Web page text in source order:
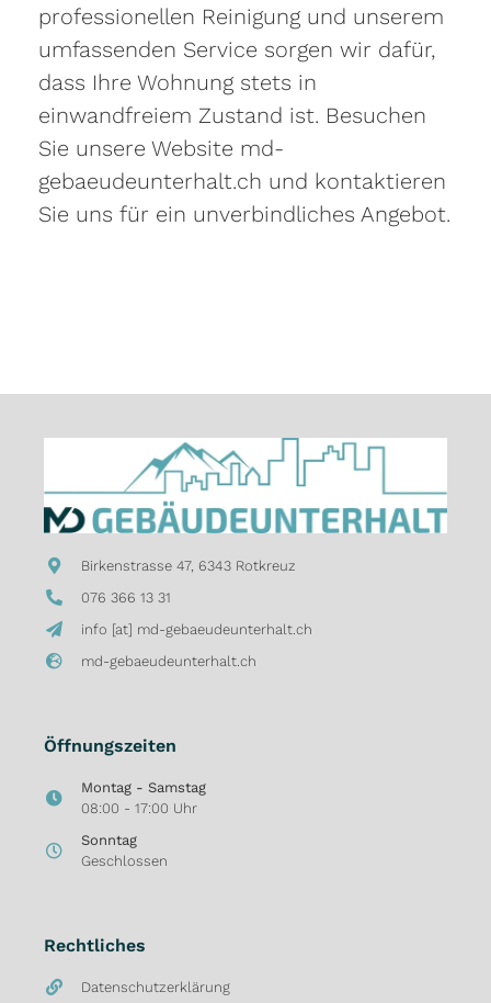
professionellen Reinigung und unserem
umfassenden Service sorgen wir dafür,
dass Ihre Wohnung stets in
einwandfreiem Zustand ist. Besuchen
Sie unsere Website md-
gebaeudeunterhalt.ch und kontaktieren
Sie uns für ein unverbindliches Angebot.
Birkenstrasse 47, 6343 Rotkreuz
076 366 13 31
info [at] md-gebaeudeunterhalt.ch
md-gebaeudeunterhalt.ch
Öffnungszeiten
Montag - Samstag
08:00 - 17:00 Uhr
Sonntag
Geschlossen
Rechtliches
Datenschutzerklärung